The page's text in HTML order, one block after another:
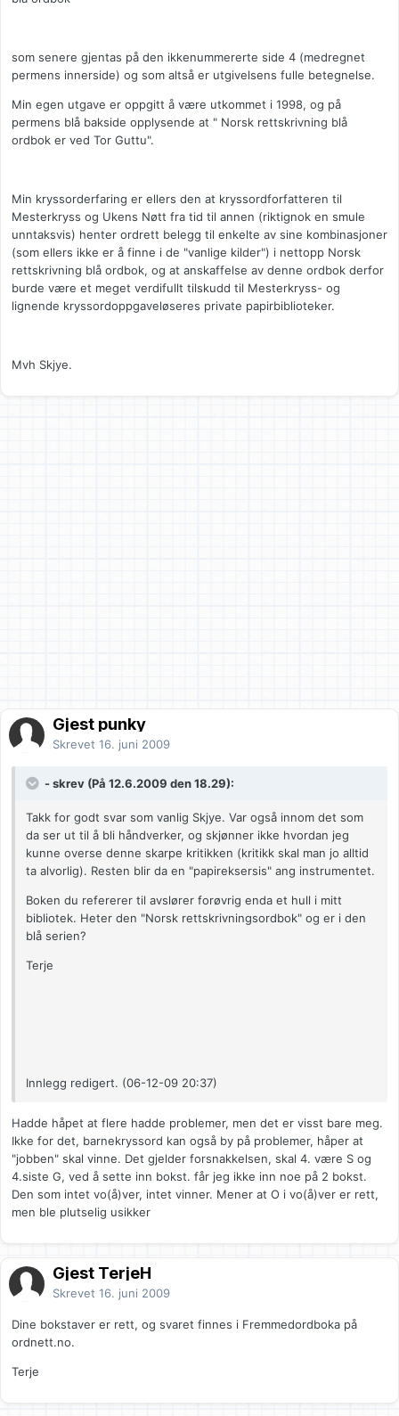
som senere gjentas på den ikkenummererte side 4 (medregnet
permens innerside) og som altså er utgivelsens fulle betegnelse.
Min egen utgave er oppgitt å være utkommet i 1998, og på
permens blå bakside opplysende at " Norsk rettskrivning blå
ordbok er ved Tor Guttu".
Min kryssorderfaring er ellers den at kryssordforfatteren til
Mesterkryss og Ukens Nøtt fra tid til annen (riktignok en smule
unntaksvis) henter ordrett belegg til enkelte av sine kombinasjoner
(som ellers ikke er å finne i de "vanlige kilder") i nettopp Norsk
rettskrivning blå ordbok, og at anskaffelse av denne ordbok derfor
burde være et meget verdifullt tilskudd til Mesterkryss- og
lignende kryssordoppgaveløseres private papirbiblioteker.
Mvh Skjye.
Gjest punky
Skrevet 16. juni 2009
- skrev (På 12.6.2009 den 18.29):
Takk for godt svar som vanlig Skjye. Var også innom det som
da ser ut til å bli håndverker, og skjønner ikke hvordan jeg
kunne overse denne skarpe kritikken (kritikk skal man jo alltid
ta alvorlig). Resten blir da en "papireksersis" ang instrumentet.
Boken du refererer til avslører forøvrig enda et hull i mitt
bibliotek. Heter den "Norsk rettskrivningsordbok" og er i den
blå serien?
Terje
Innlegg redigert. (06-12-09 20:37)
Hadde håpet at flere hadde problemer, men det er visst bare meg.
Ikke for det, barnekryssord kan også by på problemer, håper at
"jobben" skal vinne. Det gjelder forsnakkelsen, skal 4. være S og
4.siste G, ved å sette inn bokst. får jeg ikke inn noe på 2 bokst.
Den som intet vo(å)ver, intet vinner. Mener at O i vo(å)ver er rett,
men ble plutselig usikker
Gjest TerjeH
Skrevet 16. juni 2009
Dine bokstaver er rett, og svaret finnes i Fremmedordboka på
ordnett.no.
Terje